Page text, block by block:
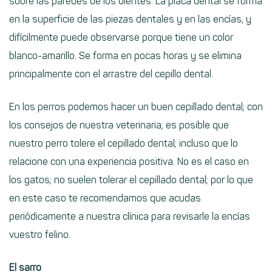
en la superficie de las piezas dentales y en las encías, y
difícilmente puede observarse porque tiene un color
blanco-amarillo. Se forma en pocas horas y se elimina
principalmente con el arrastre del cepillo dental.
En los perros podemos hacer un buen cepillado dental; con
los consejos de nuestra veterinaria; es posible que
nuestro perro tolere el cepillado dental; incluso que lo
relacione con una experiencia positiva. No es el caso en
los gatos; no suelen tolerar el cepillado dental; por lo que
en este caso te recomendamos que acudas
periódicamente a nuestra clínica para revisarle la encías
vuestro felino.
El sarro